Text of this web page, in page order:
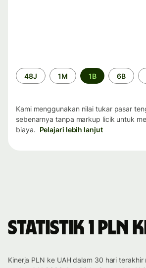
Periode
waktu
48J 1M 1B 6B
Kami menggunakan nilai tukar pasar
sebenarnya tanpa markup licik untuk
biaya. Pelajari lebih lanjut
Statistik 1 PLN
Kinerja PLN ke UAH dalam 30 hari